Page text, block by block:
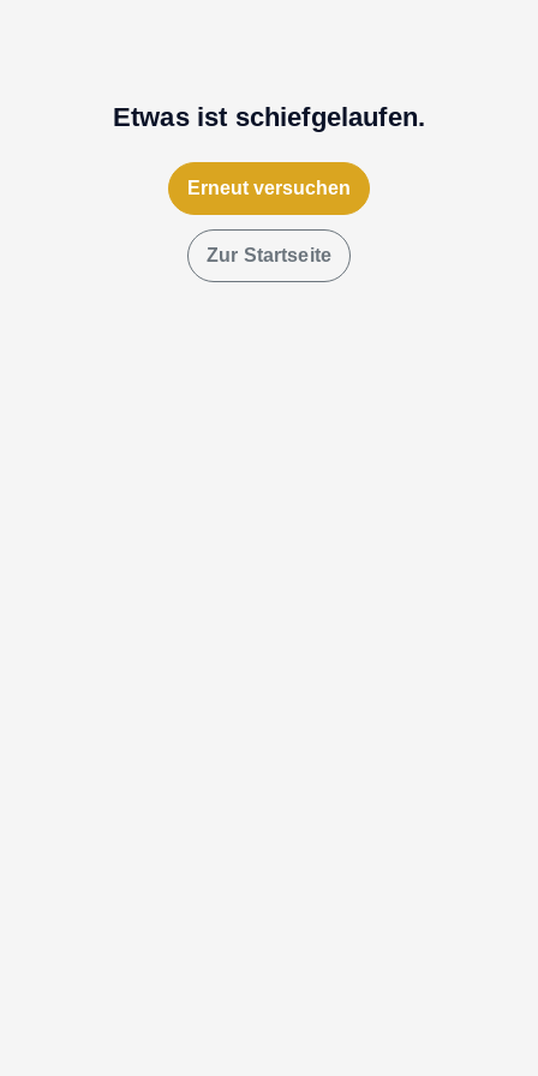
Etwas ist schiefgelaufen.
Erneut versuchen
Zur Startseite